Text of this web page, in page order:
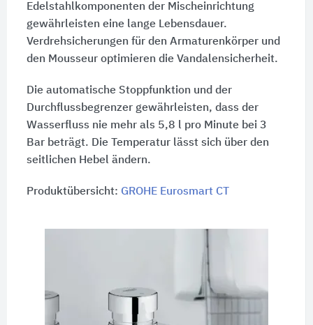
Edelstahlkomponenten der Mischeinrichtung
gewährleisten eine lange Lebensdauer.
Verdrehsicherungen für den Armaturenkörper und
den Mousseur optimieren die Vandalensicherheit.
Die automatische Stoppfunktion und der
Durchflussbegrenzer gewährleisten, dass der
Wasserfluss nie mehr als 5,8 l pro Minute bei 3
Bar beträgt. Die Temperatur lässt sich über den
seitlichen Hebel ändern.
Produktübersicht: GROHE Eurosmart CT